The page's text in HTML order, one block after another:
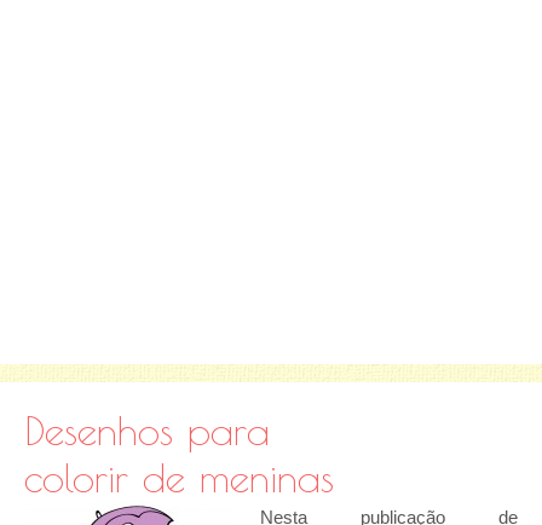
Desenhos para
colorir de meninas
Nesta publicação de